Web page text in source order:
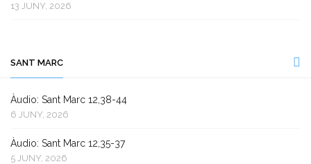
13 JUNY, 2026
SANT MARC
Àudio: Sant Marc 12,38-44
6 JUNY, 2026
Àudio: Sant Marc 12,35-37
5 JUNY, 2026